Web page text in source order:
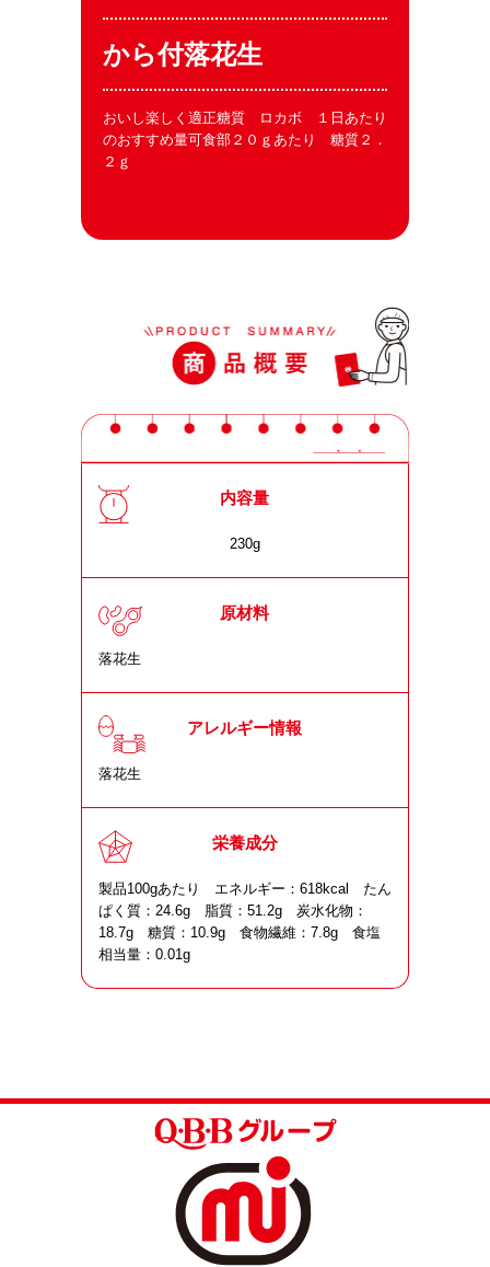
から付落花生
おいし楽しく適正糖質 ロカボ １日あたり
のおすすめ量可食部２０ｇあたり 糖質２．
２ｇ
内容量
230g
原材料
落花生
アレルギー情報
落花生
栄養成分
製品100gあたり エネルギー：618kcal たん
ぱく質：24.6g 脂質：51.2g 炭水化物：
18.7g 糖質：10.9g 食物繊維：7.8g 食塩
相当量：0.01g